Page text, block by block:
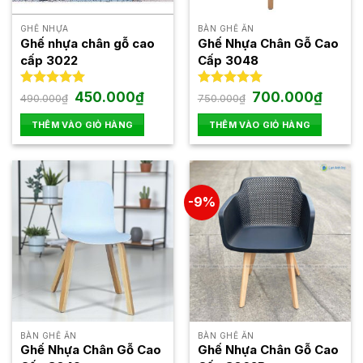
có
thể
được
chọn
trên
trang
phẩm
thể
được
chọn
trên
trang
phẩm
GHẾ NHỰA
Ghế nhựa chân gỗ cao
cấp 3022
Được xếp
5.00
5 sao
490.000₫ Giá
gốc
là:
490.000₫.
450.000₫Giá
hiện
tại
là:
450.000₫.
THÊM VÀO GIỎ HÀNG
BÀN GHẾ ĂN
Ghế Nhựa Chân Gỗ Cao
Cấp 3048
Được xếp
5.00
5 sao
750.000₫ Giá
gốc
là:
750.000₫.
700.000₫Giá
hiện
tại
THÊM VÀO GIỎ HÀNG
BÀN GHẾ ĂN
Ghế Nhựa Chân Gỗ Cao
-9%
BÀN GHẾ ĂN
Ghế Nhựa Chân Gỗ Cao